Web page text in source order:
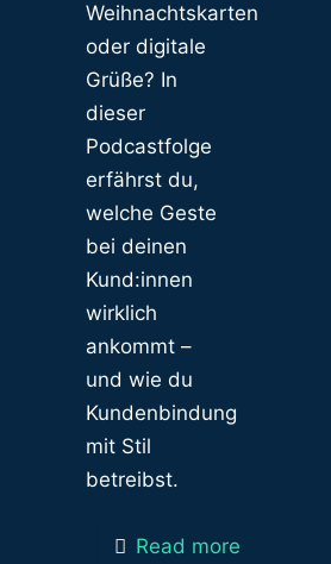
Weihnachtskarten
oder digitale
Grüße? In
dieser
Podcastfolge
erfährst du,
welche Geste
bei deinen
Kund:innen
wirklich
ankommt –
und wie du
Kundenbindung
mit Stil
betreibst.
Read more